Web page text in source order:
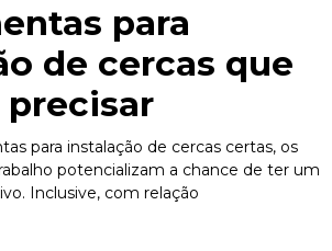
para
de cercas que
para instalação de cercas certas, os
potencializam a chance de ter um
Inclusive, com relação